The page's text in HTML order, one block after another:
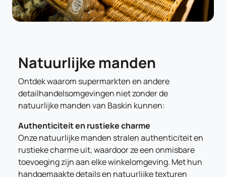
Natuurlijke manden
Ontdek waarom supermarkten en andere
detailhandelsomgevingen niet zonder de
natuurlijke manden van Baskin kunnen:
Authenticiteit en rustieke charme
Onze natuurlijke manden stralen authenticiteit en
rustieke charme uit, waardoor ze een onmisbare
toevoeging zijn aan elke winkelomgeving. Met hun
handgemaakte details en natuurlijke texturen